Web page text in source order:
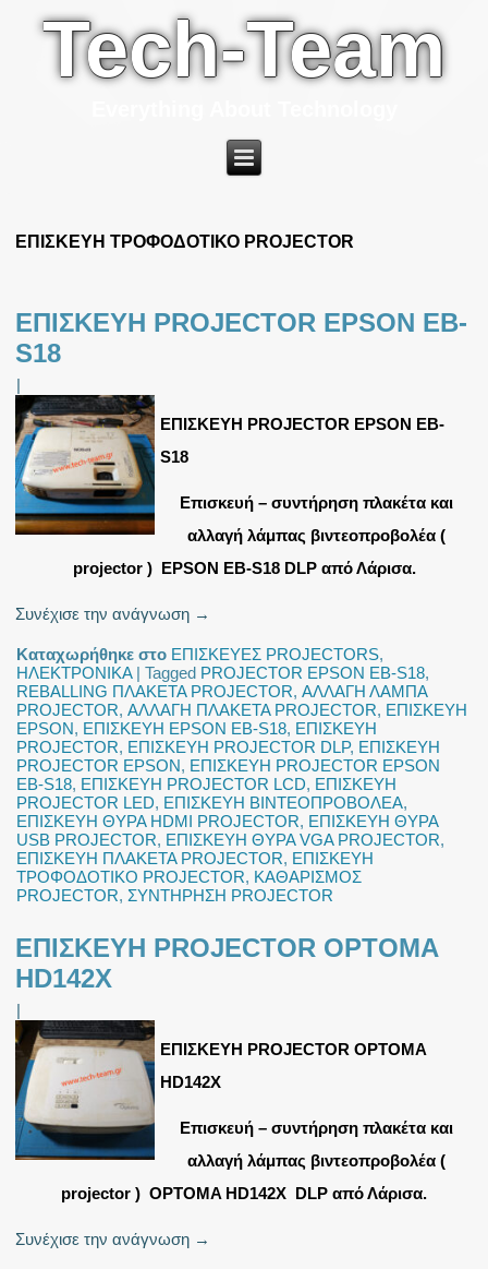
Tech-Team
ΕΠΙΣΚΕΥΗ ΤΡΟΦΟΔΟΤΙΚΟ PROJECTOR
ΕΠΙΣΚΕΥΗ PROJECTOR EPSON EB-
S18
|
ΕΠΙΣΚΕΥΗ PROJECTOR EPSON EB-
S18
Επισκευή – συντήρηση πλακέτα και
αλλαγή λάμπας βιντεοπροβολέα (
projector ) EPSON EB-S18 DLP από Λάρισα.
Συνέχισε την ανάγνωση →
Καταχωρήθηκε στο ΕΠΙΣΚΕΥΕΣ PROJECTORS,
ΗΛΕΚΤΡΟΝΙΚΑ|Tagged PROJECTOR EPSON EB-S18,
REBALLING ΠΛΑΚΕΤΑ PROJECTOR,ΑΛΛΑΓΗ ΛΑΜΠΑ
PROJECTOR,ΑΛΛΑΓΗ ΠΛΑΚΕΤΑ PROJECTOR, ΕΠΙΣΚΕΥΗ
EPSON, ΕΠΙΣΚΕΥΗ EPSON EB-S18, ΕΠΙΣΚΕΥΗ
PROJECTOR, ΕΠΙΣΚΕΥΗ PROJECTOR DLP, ΕΠΙΣΚΕΥΗ
PROJECTOR EPSON, ΕΠΙΣΚΕΥΗ PROJECTOR EPSON
EB-S18, ΕΠΙΣΚΕΥΗ PROJECTOR LCD, ΕΠΙΣΚΕΥΗ
PROJECTOR LED, ΕΠΙΣΚΕΥΗ ΒΙΝΤΕΟΠΡΟΒΟΛΕΑ,
ΕΠΙΣΚΕΥΗ ΘΥΡΑ HDMI PROJECTOR, ΕΠΙΣΚΕΥΗ ΘΥΡΑ
USB PROJECTOR, ΕΠΙΣΚΕΥΗ ΘΥΡΑ VGA PROJECTOR,
ΕΠΙΣΚΕΥΗ ΠΛΑΚΕΤΑ PROJECTOR, ΕΠΙΣΚΕΥΗ
ΤΡΟΦΟΔΟΤΙΚΟ PROJECTOR, ΚΑΘΑΡΙΣΜΟΣ
PROJECTOR, ΣΥΝΤΗΡΗΣΗ PROJECTOR
ΕΠΙΣΚΕΥΗ PROJECTOR OPTOMA
HD142X
|
ΕΠΙΣΚΕΥΗ PROJECTOR OPTOMA
HD142X
Επισκευή – συντήρηση πλακέτα και
αλλαγή λάμπας βιντεοπροβολέα (
projector ) OPTOMA HD142X DLP από Λάρισα.
Συνέχισε την ανάγνωση →